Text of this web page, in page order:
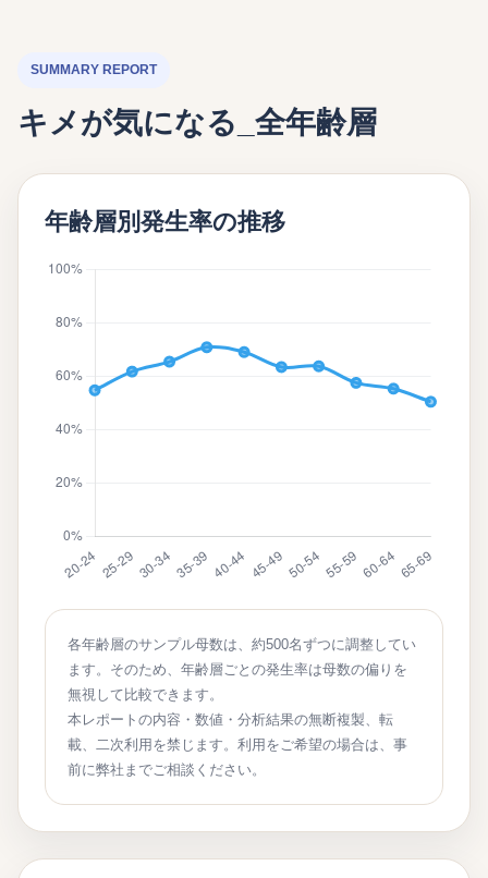
SUMMARY REPORT
キメが気になる_全年齢層
年齢層別発生率の推移
各年齢層のサンプル母数は、約500名ずつに調整してい
ます。そのため、年齢層ごとの発生率は母数の偏りを
無視して比較できます。
本レポートの内容・数値・分析結果の無断複製、転
載、二次利用を禁じます。利用をご希望の場合は、事
前に弊社までご相談ください。